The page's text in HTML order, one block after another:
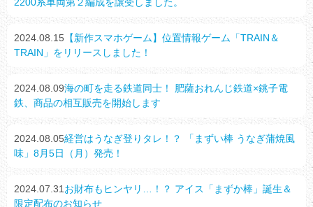
2024.08.15 【新作スマホゲーム】位置情報ゲーム「TRAIN＆
TRAIN」をリリースしました！
2024.08.09海の町を走る鉄道同士！ 肥薩おれんじ鉄道×銚子電
鉄、商品の相互販売を開始します
2024.08.05経営はうなぎ登りタレ！？ 「まずい棒 うなぎ蒲焼風
味」8月5日（月）発売！
2024.07.31 お財布もヒンヤリ…！？ アイス「まずか棒」誕生＆
限定配布のお知らせ